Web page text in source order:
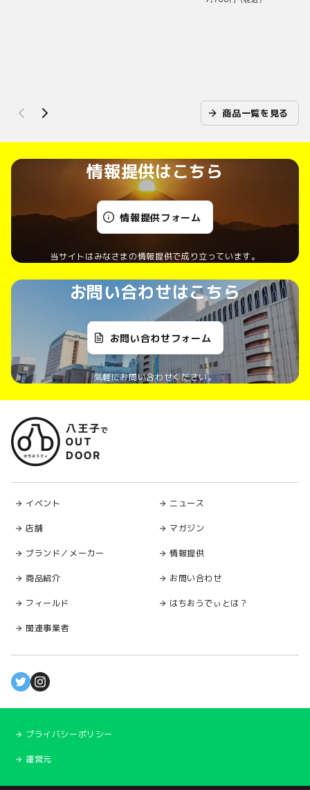
商品一覧を見る
情報提供はこちら
情報提供フォーム
当サイトはみなさまの情報提供で成り立っています。
お問い合わせはこちら
お問い合わせフォーム
気軽にお問い合わせください。
イベント
店舗
ブランド／メーカー
商品紹介
フィールド
関連事業者
ニュース
マガジン
情報提供
お問い合わせ
はちおうでぃとは？
プライバシーポリシー
運営元